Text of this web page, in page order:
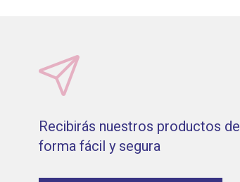
Recibirás nuestros productos de
forma fácil y segura